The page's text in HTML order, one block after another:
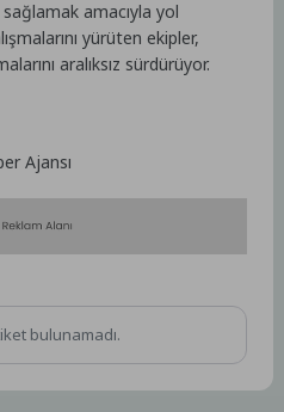
amacıyla yol
yürüten ekipler,
aralıksız sürdürüyor.
Ajansı
bulunamadı.